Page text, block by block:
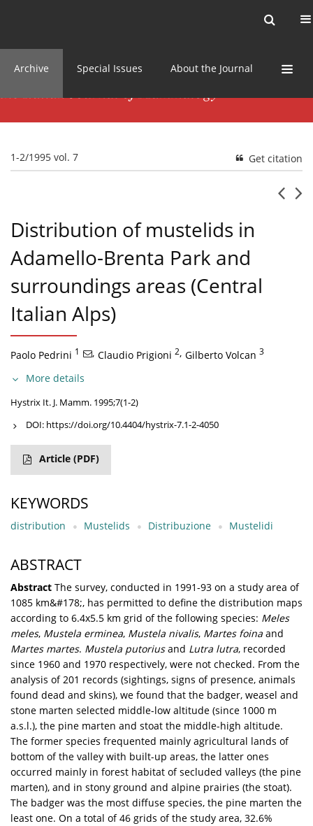
Archive Special Issues About the Journal
1-2/1995 vol. 7 Get citation
Distribution of mustelids in
Adamello-Brenta Park and
surroundings areas (Central
Italian Alps)
Paolo Pedrini 1 , Claudio Prigioni 2, Gilberto Volcan 3
More details
Hystrix It. J. Mamm. 1995;7(1-2)
DOI: https://doi.org/10.4404/hystrix-7.1-2-4050
Article (PDF)
KEYWORDS
distribution Mustelids Distribuzione Mustelidi
ABSTRACT
Abstract The survey, conducted in 1991-93 on a study area of
1085 km&#178;, has permitted to define the distribution maps
according to 6.4x5.5 km grid of the following species: Meles
meles, Mustela erminea, Mustela nivalis, Martes foina and
Martes martes. Mustela putoriusand Lutra lutra, recorded
since 1960 and 1970 respectively, were not checked. From the
analysis of 201 records (sightings, signs of presence, animals
found dead and skins), we found that the badger, weasel and
stone marten selected middle-low altitude (since 1000 m
a.s.l.), the pine marten and stoat the middle-high altitude.
The former species frequented mainly agricultural lands of
bottom of the valley with built-up areas, the latter ones
occurred mainly in forest habitat of secluded valleys (the pine
marten), and in stony ground and alpine prairies (the stoat).
The badger was the most diffuse species, the pine marten the
least one. On a total of 46 grids of the study area, 32.6%